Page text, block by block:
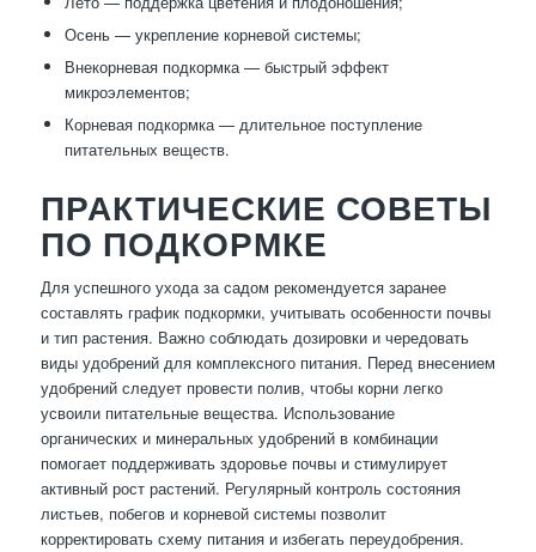
Осень — укрепление корневой системы;
Внекорневая подкормка — быстрый эффект
микроэлементов;
Корневая подкормка — длительное поступление
питательных веществ.
ПРАКТИЧЕСКИЕ СОВЕТЫ
ПО ПОДКОРМКЕ
Для успешного ухода за садом рекомендуется заранее
составлять график подкормки, учитывать особенности почвы
и тип растения. Важно соблюдать дозировки и чередовать
виды удобрений для комплексного питания. Перед внесением
удобрений следует провести полив, чтобы корни легко
усвоили питательные вещества. Использование
органических и минеральных удобрений в комбинации
помогает поддерживать здоровье почвы и стимулирует
активный рост растений. Регулярный контроль состояния
листьев, побегов и корневой системы позволит
корректировать схему питания и избегать переудобрения.